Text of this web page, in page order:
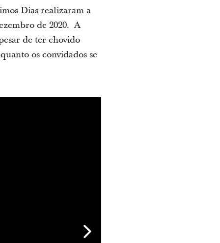
Dias realizaram a
de 2020. A
de ter chovido
os convidados se